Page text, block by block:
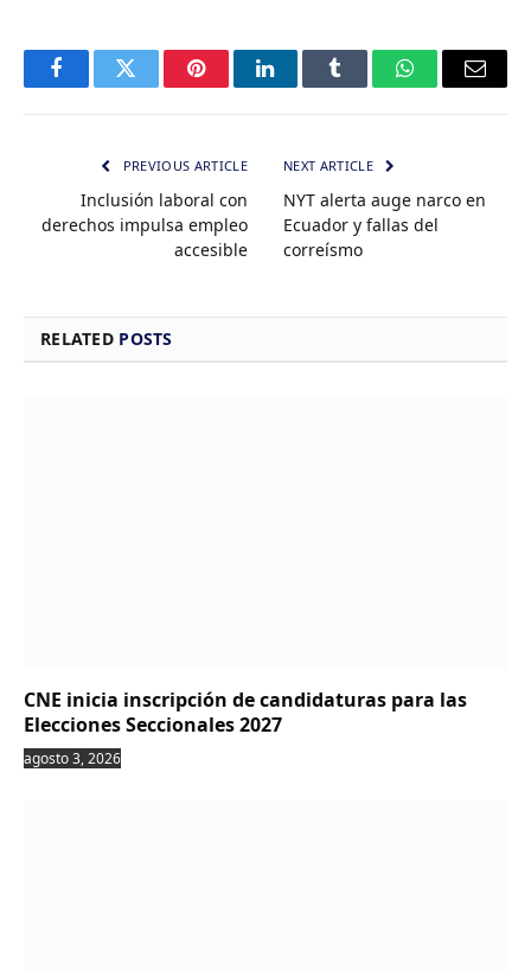
FacebookTwitter PinterestLinkedInTumblr WhatsAppEmail
PREVIOUS ARTICLE
Inclusión laboral con
derechos impulsa empleo
accesible
NEXT ARTICLE
NYT alerta auge narco en
Ecuador y fallas del
correísmo
RELATED POSTS
CNE inicia inscripción de candidaturas para las
Elecciones Seccionales 2027
agosto 3, 2026